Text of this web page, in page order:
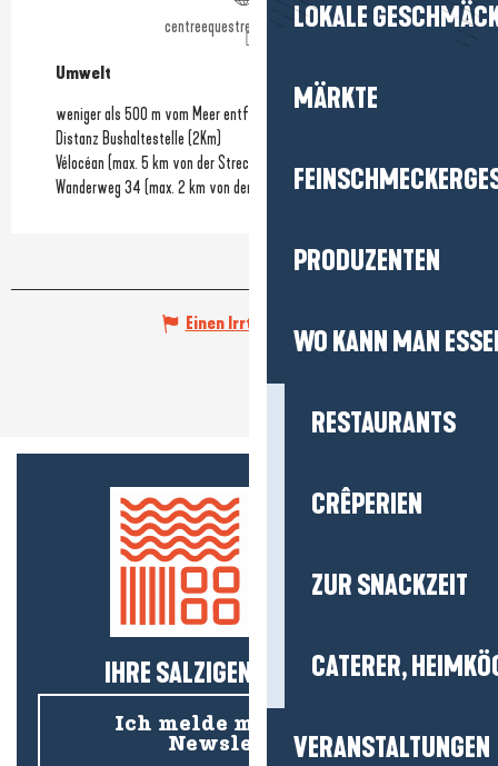
LOKALE
MÄRKTE
PRODUZENTEN
WO KANN MAN
RESTAURANTS
CRÊPERIEN
ZUR SNACKZEIT
CATERER,
VERANSTALTUNGEN
centreequestrebriere.ffe.com
Umwelt
Umwelt
weniger als 500 m vom Meer entfernt
Distanz Bushaltestelle (2Km)
Vélocéan (max. 5 km von der Strecke entfernt)
Wanderweg 34 (max. 2 km von der Strecke entfernt)
Einen Irrtum angeben
IHRE SALZIGEN NEUIGKEITEN!
Ich melde mich für den
Newsletter an